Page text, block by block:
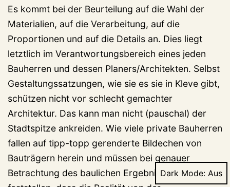
Es kommt bei der Beurteilung auf die Wahl der
Materialien, auf die Verarbeitung, auf die
Proportionen und auf die Details an. Dies liegt
letztlich im Verantwortungsbereich eines jeden
Bauherren und dessen Planers/Architekten. Selbst
Gestaltungssatzungen, wie sie es sie in Kleve gibt,
schützen nicht vor schlecht gemachter
Architektur. Das kann man nicht (pauschal) der
Stadtspitze ankreiden. Wie viele private Bauherren
fallen auf tipp-topp gerenderte Bildechen von
Bauträgern herein und müssen bei genauer
Betrachtung des baulichen ErgebnissesDark Mode: